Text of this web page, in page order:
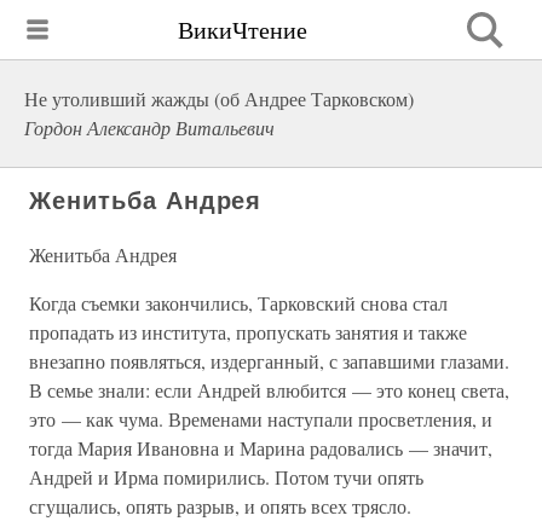
ВикиЧтение
Не утоливший жажды (об Андрее Тарковском)
Гордон Александр Витальевич
Женитьба Андрея
Женитьба Андрея
Когда съемки закончились, Тарковский снова стал
пропадать из института, пропускать занятия и также
внезапно появляться, издерганный, с запавшими глазами.
В семье знали: если Андрей влюбится — это конец света,
это — как чума. Временами наступали просветления, и
тогда Мария Ивановна и Марина радовались — значит,
Андрей и Ирма помирились. Потом тучи опять
сгущались, опять разрыв, и опять всех трясло.